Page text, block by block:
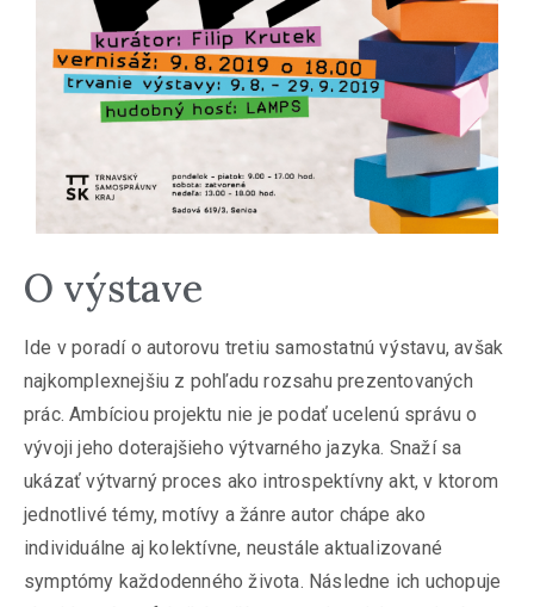
O výstave
Ide v poradí o autorovu tretiu samostatnú výstavu, avšak
najkomplexnejšiu z pohľadu rozsahu prezentovaných
prác. Ambíciou projektu nie je podať ucelenú správu o
vývoji jeho doterajšieho výtvarného jazyka. Snaží sa
ukázať výtvarný proces ako introspektívny akt, v ktorom
jednotlivé témy, motívy a žánre autor chápe ako
individuálne aj kolektívne, neustále aktualizované
symptómy každodenného života. Následne ich uchopuje